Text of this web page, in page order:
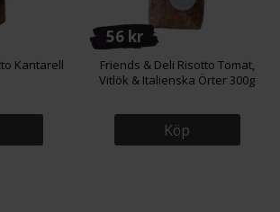
Kantarell
56 kr
Friends & Deli Risotto Tomat,
Vitlök & Italienska Örter 300g
Köp